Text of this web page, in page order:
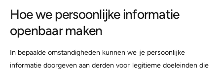
Hoe we persoonlijke informatie
openbaar maken
In bepaalde omstandigheden kunnen we je persoonlijke
informatie doorgeven aan derden voor legitieme doeleinden die